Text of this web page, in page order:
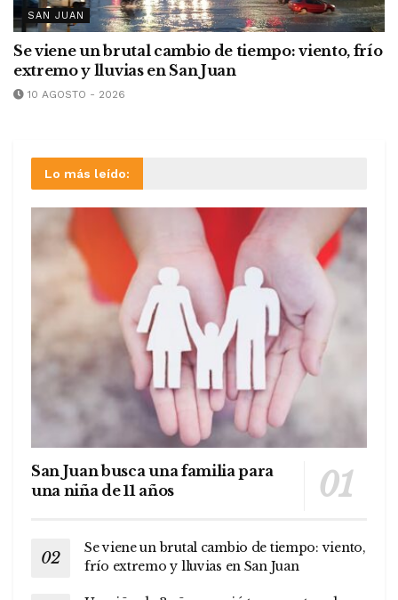
SAN JUAN
Se viene un brutal cambio de tiempo: viento, frío
extremo y lluvias en San Juan
10 AGOSTO - 2026
Lo más leído:
San Juan busca una familia para
una niña de 11 años
Se viene un brutal cambio de tiempo: viento,
frío extremo y lluvias en San Juan